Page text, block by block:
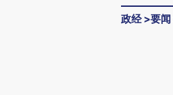
政经>要闻